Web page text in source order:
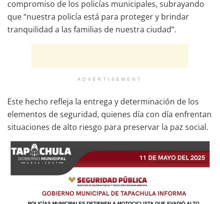
compromiso de los policías municipales, subrayando
que “nuestra policía está para proteger y brindar
tranquilidad a las familias de nuestra ciudad”.
ADVERTISEMENT
Este hecho refleja la entrega y determinación de los
elementos de seguridad, quienes día con día enfrentan
situaciones de alto riesgo para preservar la paz social.